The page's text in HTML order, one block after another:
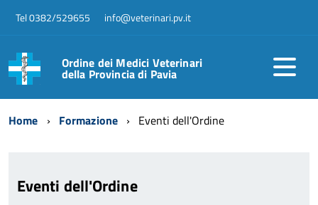
Tel 0382/529655 info@veterinari.pv.it
Ordine dei Medici Veterinari
della Provincia di Pavia
Home Formazione Eventi dell'Ordine
Eventi dell'Ordine